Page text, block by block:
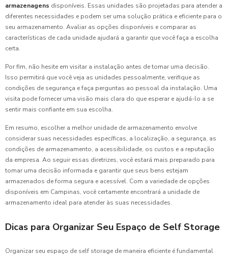
armazenagens disponíveis. Essas unidades são projetadas para atender a
diferentes necessidades e podem ser uma solução prática e eficiente para o
seu armazenamento. Avaliar as opções disponíveis e comparar as
características de cada unidade ajudará a garantir que você faça a escolha
certa.
Por fim, não hesite em visitar a instalação antes de tomar uma decisão.
Isso permitirá que você veja as unidades pessoalmente, verifique as
condições de segurança e faça perguntas ao pessoal da instalação. Uma
visita pode fornecer uma visão mais clara do que esperar e ajudá-lo a se
sentir mais confiante em sua escolha.
Em resumo, escolher a melhor unidade de armazenamento envolve
considerar suas necessidades específicas, a localização, a segurança, as
condições de armazenamento, a acessibilidade, os custos e a reputação
da empresa. Ao seguir essas diretrizes, você estará mais preparado para
tomar uma decisão informada e garantir que seus bens estejam
armazenados de forma segura e acessível. Com a variedade de opções
disponíveis em Campinas, você certamente encontrará a unidade de
armazenamento ideal para atender às suas necessidades.
Dicas para Organizar Seu Espaço de Self Storage
Organizar seu espaço de self storage de maneira eficiente é fundamental